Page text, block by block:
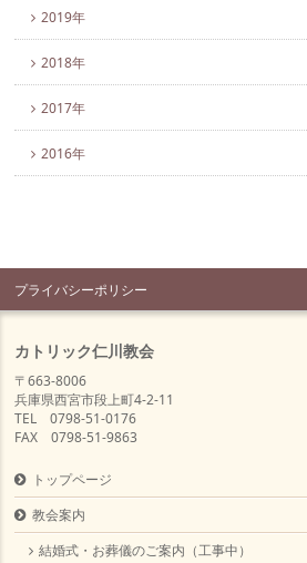
2019年
2018年
2017年
2016年
プライバシーポリシー
カトリック仁川教会
〒663-8006
兵庫県西宮市段上町4-2-11
TEL 0798-51-0176
FAX 0798-51-9863
トップページ
教会案内
結婚式・お葬儀のご案内（工事中）